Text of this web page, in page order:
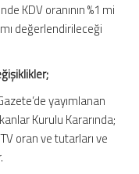
KDV oranının %1 mi
değerlendirileceği
yayımlanan
Kurulu Kararında;
oran ve tutarları ve